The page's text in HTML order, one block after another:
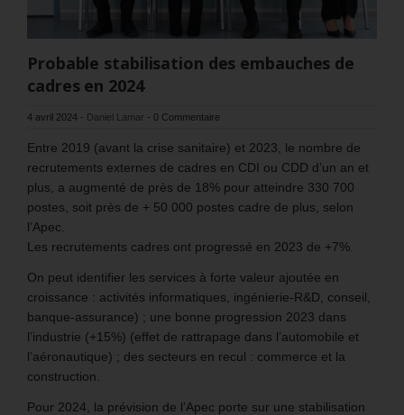
Probable stabilisation des embauches de
cadres en 2024
4 avril 2024 - Daniel Lamar - 0 Commentaire
Entre 2019 (avant la crise sanitaire) et 2023, le nombre de
recrutements externes de cadres en CDI ou CDD d’un an et
plus, a augmenté de près de 18% pour atteindre 330 700
postes, soit près de + 50 000 postes cadre de plus, selon
l’Apec.
Les recrutements cadres ont progressé en 2023 de +7%.
On peut identifier les services à forte valeur ajoutée en
croissance : activités informatiques, ingénierie-R&D, conseil,
banque-assurance) ; une bonne progression 2023 dans
l’industrie (+15%) (effet de rattrapage dans l’automobile et
l’aéronautique) ; des secteurs en recul : commerce et la
construction.
Pour 2024, la prévision de l’Apec porte sur une stabilisation